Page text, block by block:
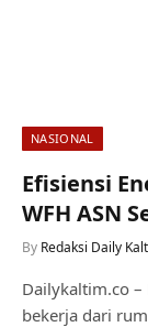
NASIONAL
Efisiensi
WFH ASN
By Redaksi Daily
Dailykaltim.co
bekerja dari